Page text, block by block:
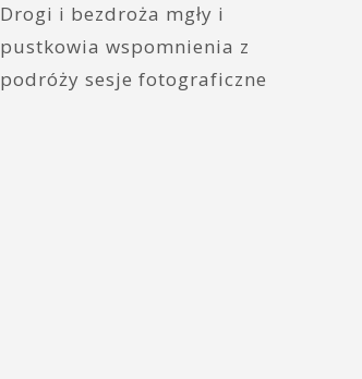
Drogi i bezdroża mgły i
pustkowia wspomnienia z
podróży sesje fotograficzne